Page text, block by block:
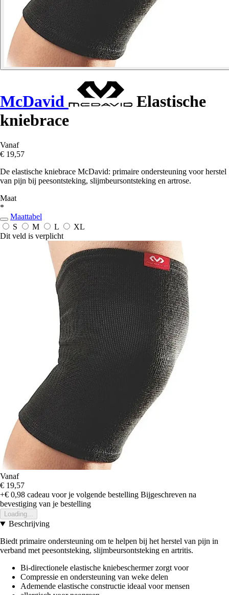
McDavid
Elastische
kniebrace
Vanaf
€ 19,57
De elastische kniebrace McDavid: primaire ondersteuning voor herstel
van pijn bij peesontsteking, slijmbeursontsteking en artrose.
Maat
*
Maattabel
S
M L
XL
Dit veld is verplicht
Vanaf
€ 19,57
+€ 0,98 cadeau voor je volgende bestelling Bijgeschreven na
bevestiging van je bestelling
Loading...
Beschrijving
Biedt primaire ondersteuning om te helpen bij het herstel van pijn in
verband met peesontsteking, slijmbeursontsteking en artritis.
Bi-directionele elastische kniebeschermer zorgt voor
Compressie en ondersteuning van weke delen
Ademende elastische constructie ideaal voor mensen